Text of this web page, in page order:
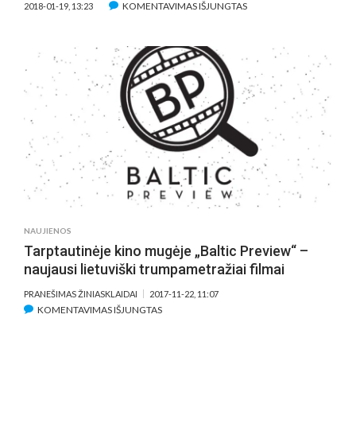
2018-01-19, 13:23
KOMENTAVIMAS IŠJUNGTASĮRAŠE
GERAS
TRUMPASIS
FILMAS
APIE
KĄ
PASAKOJA
JĮ
KURIANTYS
LIETUVIŲ
NAUJIENOS
Tarptautinėje kino mugėje „Baltic Preview“ –
naujausi lietuviški trumpametražiai filmai
PRANEŠIMAS ŽINIASKLAIDAI 2017-11-22, 11:07
KOMENTAVIMAS IŠJUNGTASĮRAŠE